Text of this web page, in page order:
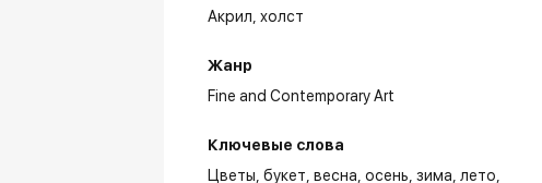
Акрил,холст
Жанр
Fine and Contemporary Art
Ключевые слова
Цветы букет весна осень зима лето